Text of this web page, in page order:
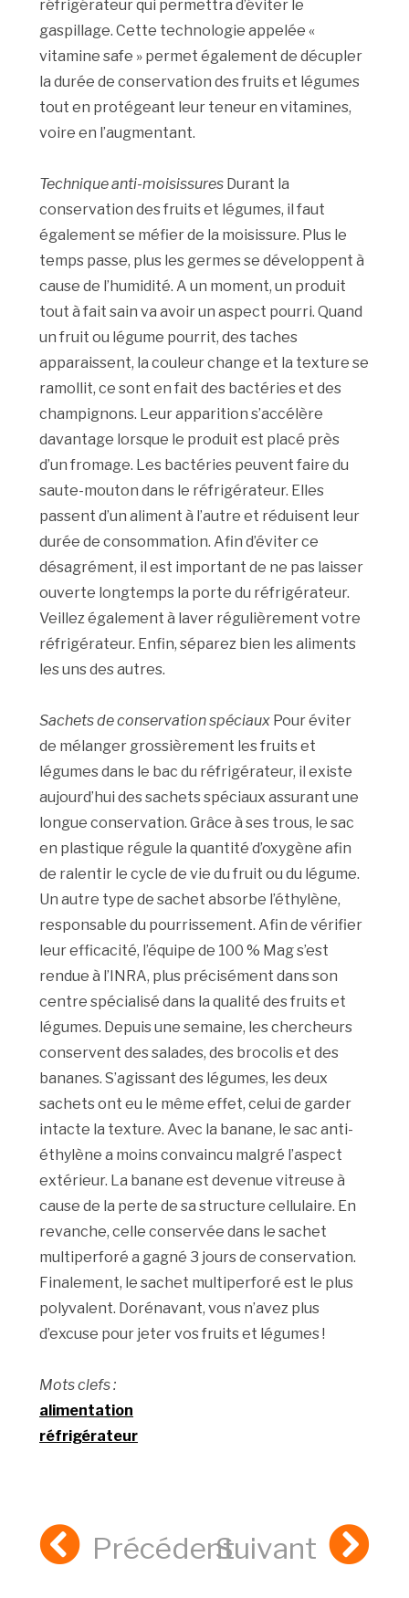
réfrigérateur qui permettra d’éviter le
gaspillage. Cette technologie appelée «
vitamine safe » permet également de décupler
la durée de conservation des fruits et légumes
tout en protégeant leur teneur en vitamines,
voire en l’augmentant.
Technique anti-moisissures Durant la
conservation des fruits et légumes, il faut
également se méfier de la moisissure. Plus le
temps passe, plus les germes se développent à
cause de l’humidité. A un moment, un produit
tout à fait sain va avoir un aspect pourri. Quand
un fruit ou légume pourrit, des taches
apparaissent, la couleur change et la texture se
ramollit, ce sont en fait des bactéries et des
champignons. Leur apparition s’accélère
davantage lorsque le produit est placé près
d’un fromage. Les bactéries peuvent faire du
saute-mouton dans le réfrigérateur. Elles
passent d’un aliment à l’autre et réduisent leur
durée de consommation. Afin d’éviter ce
désagrément, il est important de ne pas laisser
ouverte longtemps la porte du réfrigérateur.
Veillez également à laver régulièrement votre
réfrigérateur. Enfin, séparez bien les aliments
les uns des autres.
Sachets de conservation spéciaux Pour éviter
de mélanger grossièrement les fruits et
légumes dans le bac du réfrigérateur, il existe
aujourd’hui des sachets spéciaux assurant une
longue conservation. Grâce à ses trous, le sac
en plastique régule la quantité d’oxygène afin
de ralentir le cycle de vie du fruit ou du légume.
Un autre type de sachet absorbe l’éthylène,
responsable du pourrissement. Afin de vérifier
leur efficacité, l’équipe de 100 % Mag s’est
rendue à l’INRA, plus précisément dans son
centre spécialisé dans la qualité des fruits et
légumes. Depuis une semaine, les chercheurs
conservent des salades, des brocolis et des
bananes. S’agissant des légumes, les deux
sachets ont eu le même effet, celui de garder
intacte la texture. Avec la banane, le sac anti-
éthylène a moins convaincu malgré l’aspect
extérieur. La banane est devenue vitreuse à
cause de la perte de sa structure cellulaire. En
revanche, celle conservée dans le sachet
multiperforé a gagné 3 jours de conservation.
Finalement, le sachet multiperforé est le plus
polyvalent. Dorénavant, vous n’avez plus
d’excuse pour jeter vos fruits et légumes !
Mots clefs :
alimentation
réfrigérateur
PrécédentSuivant